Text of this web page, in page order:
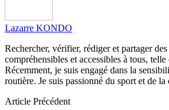
Lazarre KONDO
Rechercher, vérifier, rédiger et partager
compréhensibles et accessibles à tous, telle
Récemment, je suis engagé dans la
routière. Je suis passionné du sport et de la
Article Précédent